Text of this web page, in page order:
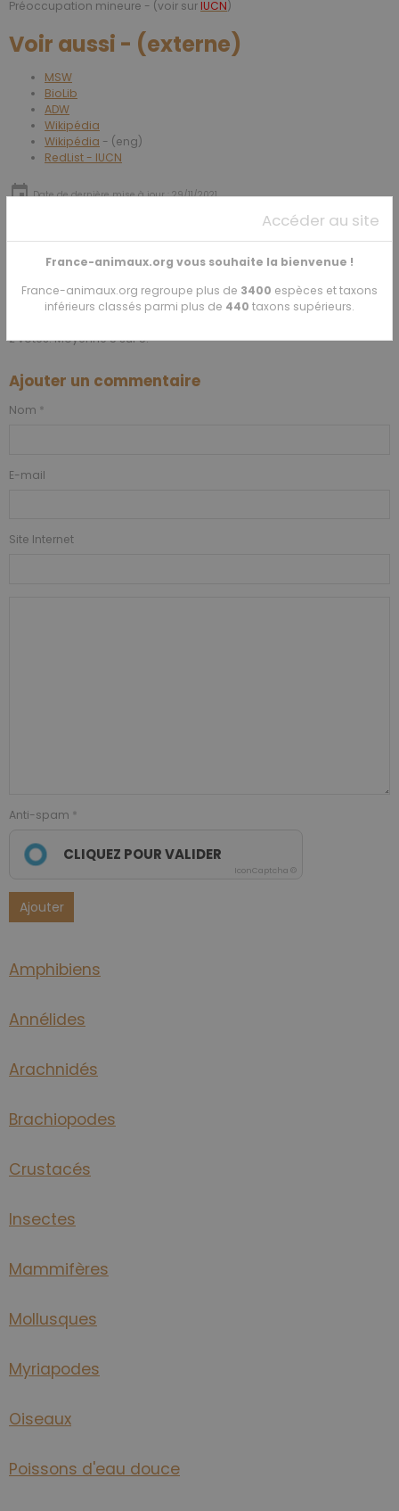
Préoccupation mineure - (voir sur IUCN)
Voir aussi - (externe)
MSW
BioLib
ADW
Wikipédia
Wikipédia - (eng)
RedList - IUCN
Date de dernière mise à jour : 29/11/2021
PartagerFacebook
X Email
★★★★
2votes. Moyenne5sur 5.
Ajouter un commentaire
Nom
E-mail
Site Internet
Anti-spam
CLIQUEZ POUR VALIDER
IconCaptcha ©
Ajouter
Amphibiens
Annélides
Arachnidés
Brachiopodes
Crustacés
Insectes
Mammifères
Mollusques
Myriapodes
Oiseaux
Poissons d'eau douce
Accéder au site
France-animaux.org vous souhaite la bienvenue !
France-animaux.org regroupe plus de 3400 espèces et taxons
inférieurs classés parmi plus de 440 taxons supérieurs.